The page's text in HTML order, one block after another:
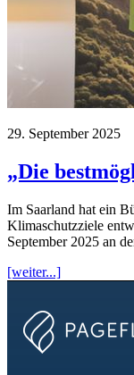
29. September 2025
„Die
Im Saarland hat ein
Klimaschutzziele
September 2025 an
[weiter...]